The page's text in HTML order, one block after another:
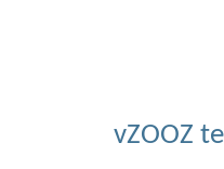
vZOOZ